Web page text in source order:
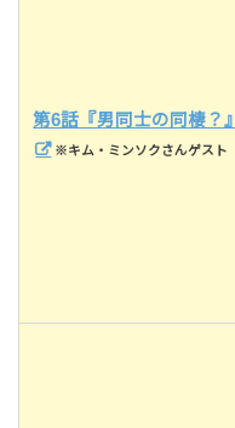
第6話『男同士の同棲？』
※キム・ミンソクさんゲスト